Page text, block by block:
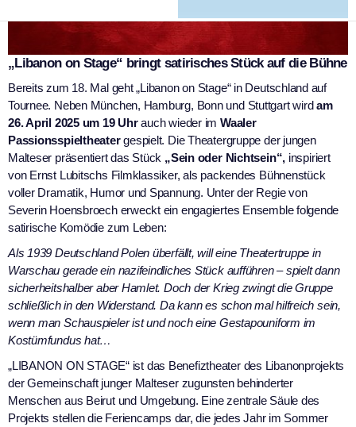
„Libanon on Stage“ bringt satirisches Stück auf die Bühne
Bereits zum 18. Mal geht „Libanon on Stage“ in Deutschland auf
Tournee. Neben München, Hamburg, Bonn und Stuttgart wirdam
26. April 2025 um 19 Uhrauch wieder im Waaler
Passionsspieltheatergespielt. Die Theatergruppe der jungen
Malteser präsentiert das Stück „Sein oder Nichtsein“, inspiriert
von Ernst Lubitschs Filmklassiker, als packendes Bühnenstück
voller Dramatik, Humor und Spannung. Unter der Regie von
Severin Hoensbroech erweckt ein engagiertes Ensemble folgende
satirische Komödie zum Leben:
Als 1939 Deutschland Polen überfällt, will eine Theatertruppe in
Warschau gerade ein nazifeindliches Stück aufführen – spielt dann
sicherheitshalber aber Hamlet. Doch der Krieg zwingt die Gruppe
schließlich in den Widerstand. Da kann es schon mal hilfreich sein,
wenn man Schauspieler ist und noch eine Gestapouniform im
Kostümfundus hat…
„LIBANON ON STAGE“ ist das Benefiztheater des Libanonprojekts
der Gemeinschaft junger Malteser zugunsten behinderter
Menschen aus Beirut und Umgebung. Eine zentrale Säule des
Projekts stellen die Feriencamps dar, die jedes Jahr im Sommer